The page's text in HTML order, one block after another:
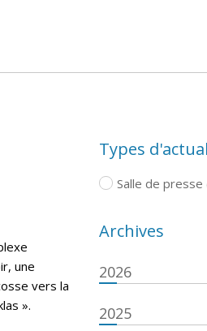
une
vers la
».
Types
Salle de presse
Archives
2026
2025